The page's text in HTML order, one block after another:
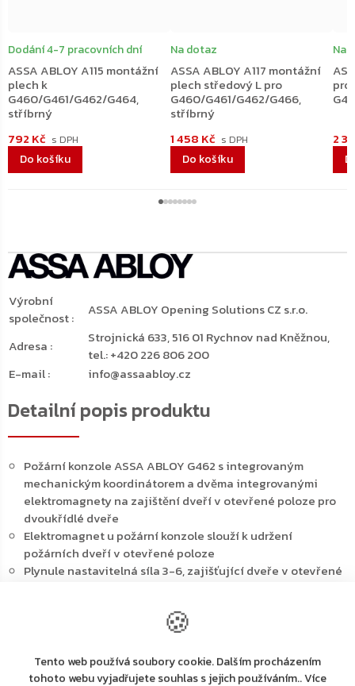
🍪
Tento web používá soubory cookie. Dalším procházením
tohoto webu vyjadřujete souhlas s jejich používáním.. Více
ASSA ABLOY A115 montážní
plech k
G460/G461/G462/G464,
stříbrný
Dodání 4-7 pracovních dní
792 Kč
Do košíku
ASSA ABLOY A117 montážní
plech středový L pro
G460/G461/G462/G466,
stříbrný
Na dotaz
1 458 Kč
Do košíku
Na
2
Detailní popis produktu
Požární konzole ASSA ABLOY G462 s integrovaným
mechanickým koordinátorem a dvěma integrovanými
elektromagnety na zajištění dveří v otevřené poloze pro
dvoukřídlé dveře
Elektromagnet u požární konzole slouží k udržení
požárních dveří v otevřené poloze
Plynule nastavitelná síla 3-6, zajišťující dveře v otevřené
funkčnost, bezpečnost a spolehlivost
Správná zavírací sekvence zaručena
Výrobní
společnost:
ASSA ABLOY Opening Solutions CZ s.r.o.
Adresa :
Strojnická 633, 516 01 Rychnov nad Kněžnou,
tel.: +420 226 806 200
E-mail: info@assaabloy.cz